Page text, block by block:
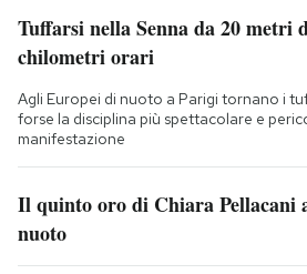
Tuffarsi nella Senna da 20 metri
chilometri orari
Agli Europei di nuoto a Parigi tornano i
forse la disciplina più spettacolare e
manifestazione
Il quinto oro di Chiara Pellacani
nuoto